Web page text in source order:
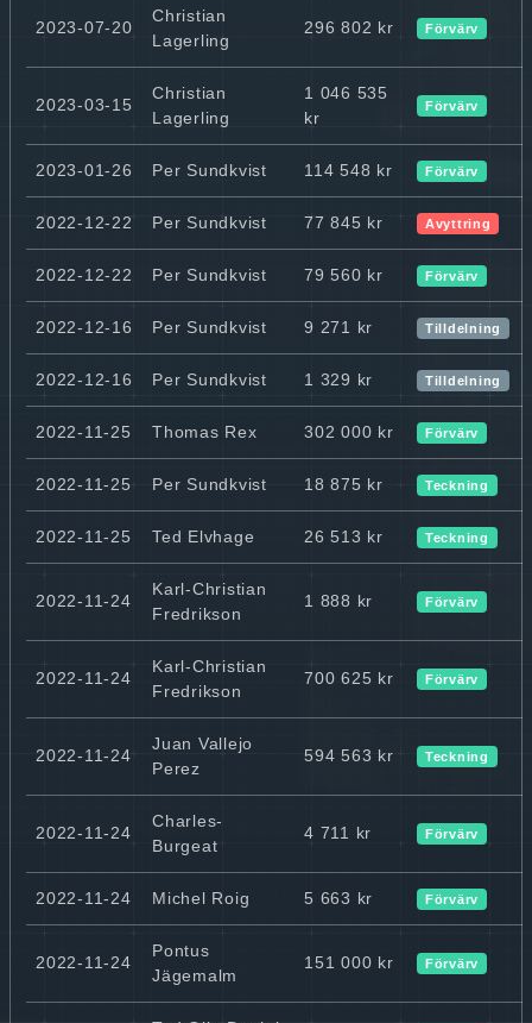
2023-07-20
Christian
Lagerling
296 802 kr Förvärv
2023-03-15
Christian
Lagerling
1 046 535
kr
Förvärv
2023-01-26 Per Sundkvist 114 548 kr Förvärv
2022-12-22 Per Sundkvist 77 845 kr Avyttring
2022-12-22 Per Sundkvist 79 560 kr Förvärv
2022-12-16 Per Sundkvist 9 271 kr Tilldelning
2022-12-16 Per Sundkvist 1 329 kr Tilldelning
2022-11-25 Thomas Rex 302 000 kr Förvärv
2022-11-25 Per Sundkvist 18 875 kr Teckning
2022-11-25 Ted Elvhage 26 513 kr Teckning
2022-11-24
Karl-Christian
Fredrikson
1 888 kr Förvärv
2022-11-24
Karl-Christian
Fredrikson
700 625 kr Förvärv
2022-11-24
Juan Vallejo
Perez
594 563 kr Teckning
2022-11-24
Charles-
Burgeat
4 711 kr Förvärv
2022-11-24 Michel Roig 5 663 kr Förvärv
2022-11-24
Pontus
Jägemalm
151 000 kr Förvärv